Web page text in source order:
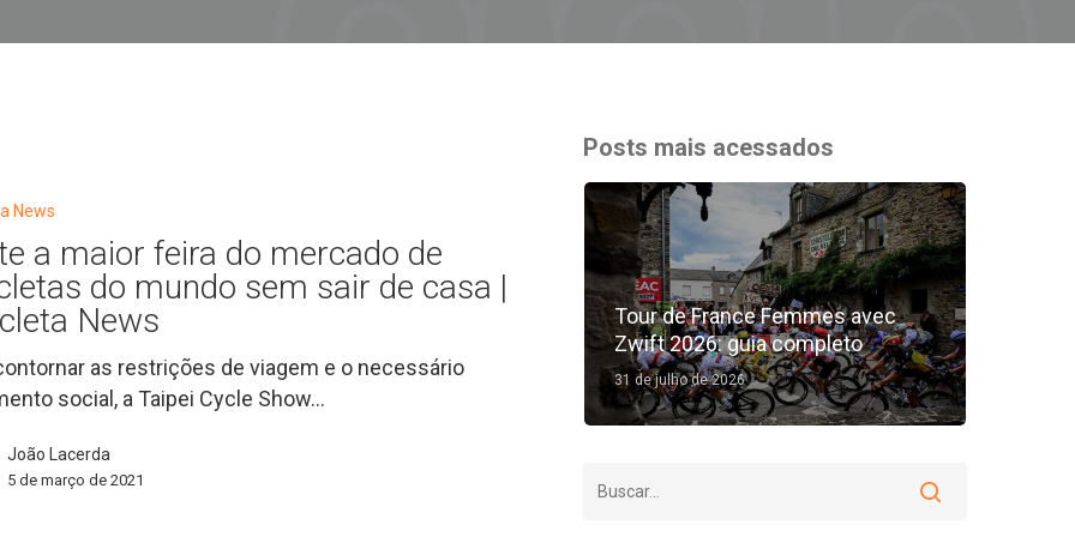
News
a maior feira do mercado de
do mundo sem sair de casa |
News
as restrições de viagem e o necessário
social, a Taipei Cycle Show…
João Lacerda
5 de março de 2021
Posts mais acessados
Tour de France Femmes avec
Zwift 2026: guia completo
31 de julho de 2026